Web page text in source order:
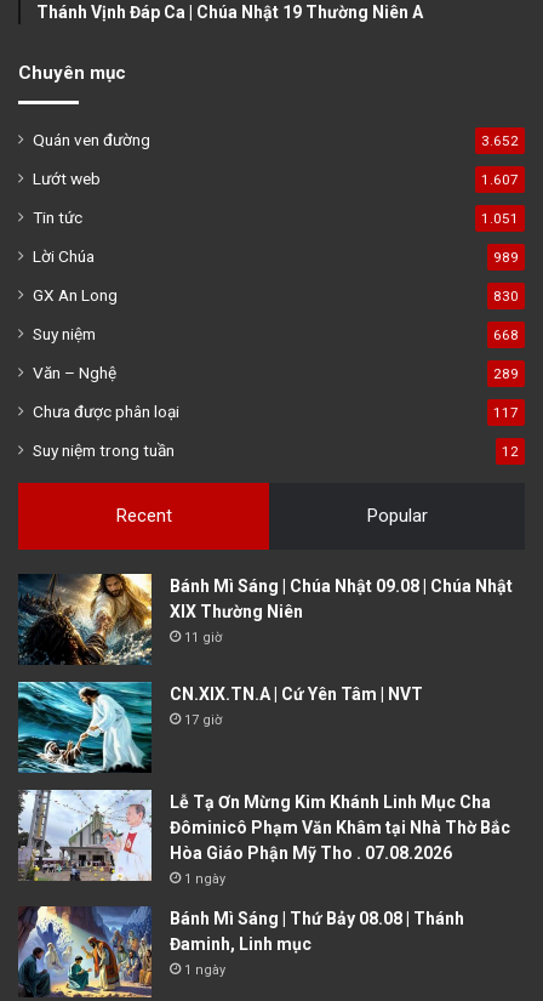
Thánh Vịnh Đáp Ca | Chúa Nhật 19 Thường Niên A
Chuyên mục
Quán ven đường 3.652
Lướt web 1.607
Tin tức 1.051
Lời Chúa 989
GX An Long 830
Suy niệm 668
Văn – Nghệ 289
Chưa được phân loại 117
Suy niệm trong tuần 12
Recent Popular
Bánh Mì Sáng | Chúa Nhật 09.08 | Chúa Nhật
XIX Thường Niên
11 giờ
CN.XIX.TN.A | Cứ Yên Tâm | NVT
17 giờ
Lễ Tạ Ơn Mừng Kim Khánh Linh Mục Cha
Đôminicô Phạm Văn Khâm tại Nhà Thờ Bắc
Hòa Giáo Phận Mỹ Tho . 07.08.2026
1 ngày
Bánh Mì Sáng | Thứ Bảy 08.08 | Thánh
Đaminh, Linh mục
1 ngày